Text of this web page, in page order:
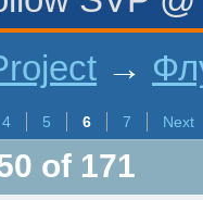
→
4 5 6 7 Next
of 171